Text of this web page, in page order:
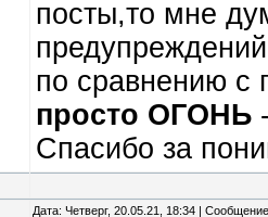
посты,то мне
по сравнению
просто ОГОНЬ
Спасибо за
Дата: Четверг, 20.05.21, 18:34 |